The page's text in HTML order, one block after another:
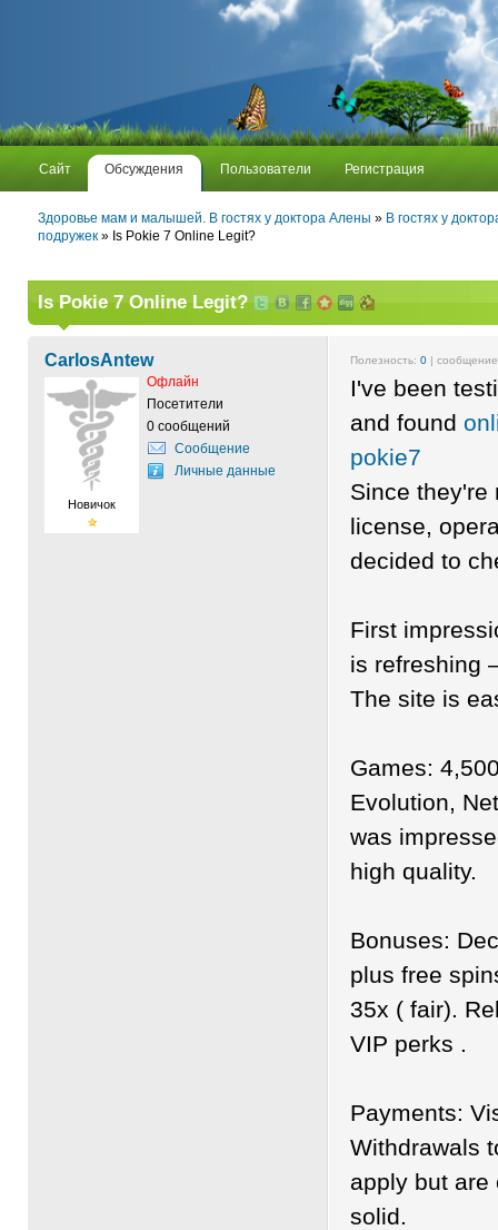
Сайт Обсуждения Пользователи Регистрация
Здоровье мам и малышей. В гостях у доктора Алены » В гостях у
подружек » Is Pokie 7 Online Legit?
Is Pokie 7 Online Legit?
CarlosAntew
Новичок
Офлайн
Посетители
0 сообщений
Сообщение
Личные данные
Полезность: 0 |
I've been
and found
pokie7
Since they're
license,
decided to
First
is refreshing
The site is
Games:
Evolution,
was
high quality.
Bonuses:
plus free
35x ( fair).
VIP perks .
Payments:
Withdrawals
apply but are
solid.